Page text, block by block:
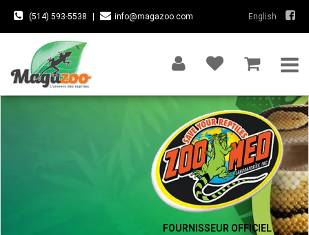
(514) 593-5538 info@magazoo.com English
FOURNISSEUR OFFICIEL